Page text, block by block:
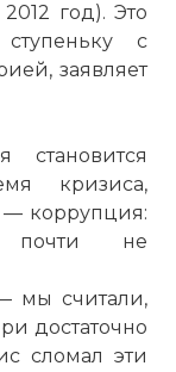
год). Это
с
заявляет
становится
кризиса,
— коррупция:
почти не
мы считали,
достаточно
сломал эти